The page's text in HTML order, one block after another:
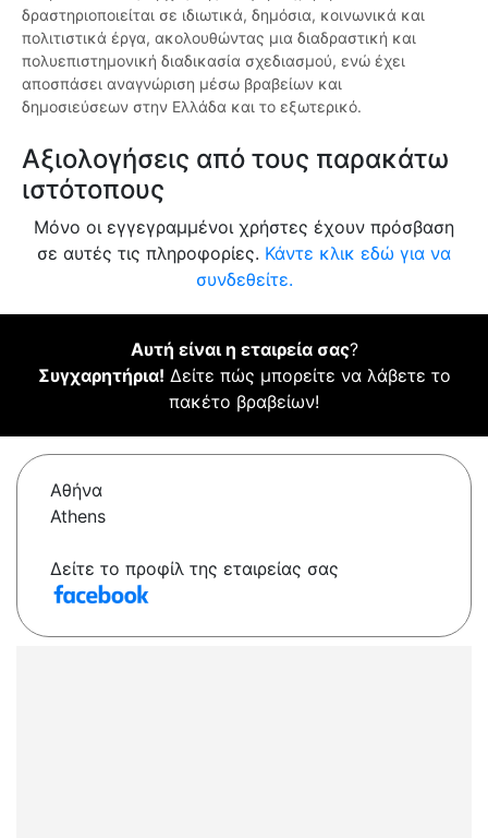
δραστηριοποιείται σε ιδιωτικά, δημόσια, κοινωνικά και
πολιτιστικά έργα, ακολουθώντας μια διαδραστική και
πολυεπιστημονική διαδικασία σχεδιασμού, ενώ έχει
αποσπάσει αναγνώριση μέσω βραβείων και
δημοσιεύσεων στην Ελλάδα και το εξωτερικό.
Αξιολογήσεις από τους παρακάτω
ιστότοπους
Μόνο οι εγγεγραμμένοι χρήστες έχουν πρόσβαση
σε αυτές τις πληροφορίες. Κάντε κλικ εδώ για να
συνδεθείτε.
Αυτή είναι η εταιρεία σας?
Συγχαρητήρια! Δείτε πώς μπορείτε να λάβετε το
πακέτο βραβείων!
Αθήνα
Athens
Δείτε το προφίλ της εταιρείας σας